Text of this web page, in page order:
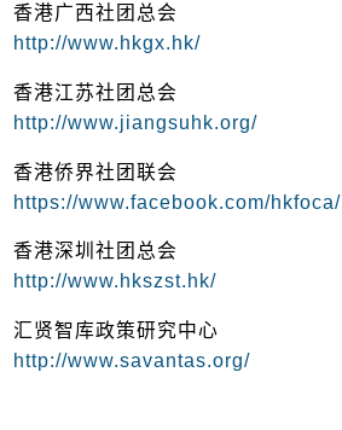
香港广西社团总会
http://www.hkgx.hk/
香港江苏社团总会
http://www.jiangsuhk.org/
香港侨界社团联会
https://www.facebook.com/hkfoca/
香港深圳社团总会
http://www.hkszst.hk/
汇贤智库政策研究中心
http://www.savantas.org/